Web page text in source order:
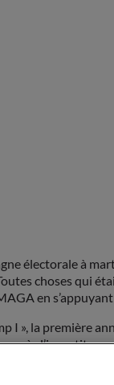
électorale à
choses qui
en
I », la première
l’investiture,
lui